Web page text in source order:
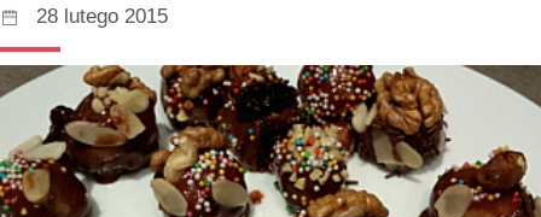
28 lutego 2015